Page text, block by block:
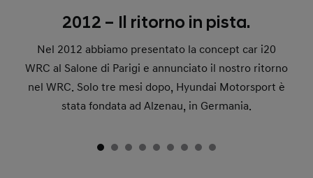
2012 – Il ritorno in pista.
Nel 2012 abbiamo presentato la concept car i20
WRC al Salone di Parigi e annunciato il nostro ritorno
nel WRC. Solo tre mesi dopo, Hyundai Motorsport è
stata fondata ad Alzenau, in Germania.